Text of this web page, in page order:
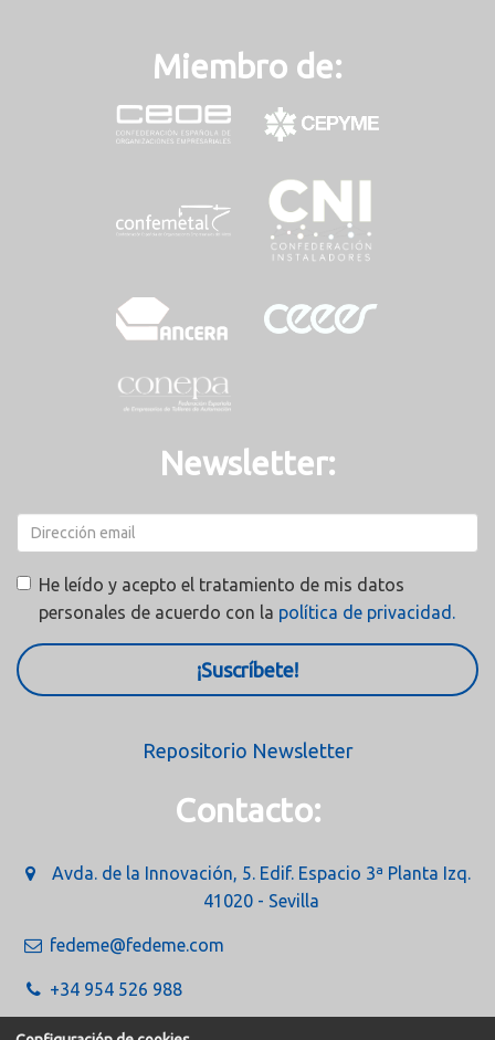
Miembro de:
Newsletter:
He leído y acepto el tratamiento de mis datos
personales de acuerdo con la política de privacidad.
¡Suscríbete!
Repositorio Newsletter
Contacto:
Avda. de la Innovación, 5. Edif. Espacio 3ª Planta Izq.
41020 - Sevilla
fedeme@fedeme.com
+34 954 526 988